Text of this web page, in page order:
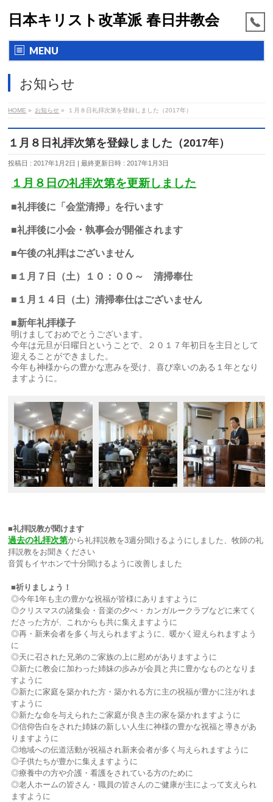
日本キリスト改革派 春日井教会
MENU
お知らせ
HOME » お知らせ » １月８日礼拝次第を登録しました（2017年）
１月８日礼拝次第を登録しました（2017年）
投稿日 : 2017年1月2日 最終更新日時 : 2017年1月3日
１月８日の礼拝次第を更新しました
■礼拝後に「会堂清掃」を行います
■礼拝後に小会・執事会が開催されます
■午後の礼拝はございません
■１月７日（土）１０：００～ 清掃奉仕
■１月１４日（土）清掃奉仕はございません
■新年礼拝様子
明けましておめでとうございます。
今年は元旦が日曜日ということで、２０１７年初日を主日として
迎えることができました。
今年も神様からの豊かな恵みを受け、喜び幸いのある１年となり
ますように。
■礼拝説教が聞けます
過去の礼拝次第から礼拝説教を3週分聞けるようにしました、牧師の礼
拝説教をお聞きください
音質もイヤホンで十分聞けるように改善しました
■祈 りましょう！
◎今年1年も主の豊かな祝福が皆様にありますように
◎クリスマスの諸集会・音楽の夕べ・カンガルークラブなどに来てく
ださった方が、これからも共に集えますように
◎再・新来会者を多く与えられますように、暖かく迎えられますよう
に
◎天に召された兄弟のご家族の上に慰めがありますように
◎新たに教会に加わった姉妹の歩みが会員と共に豊かなものとなりま
すように
◎新たに家庭を築かれた方・築かれる方に主の祝福が豊かに注がれま
すように
◎新たな命を与えられたご家庭が良き主の家を築かれますように
◎信仰告白をされた姉妹の新しい人生に神様の豊かな祝福と導きがあ
りますように
◎地域への伝道活動が祝福され新来会者が多く与えられますように
◎子供たちが豊かに集えますように
◎療養中の方や介護・看護をされている方のために
◎老人ホームの皆さん・職員の皆さんのご健康が主によって支えられ
ますように